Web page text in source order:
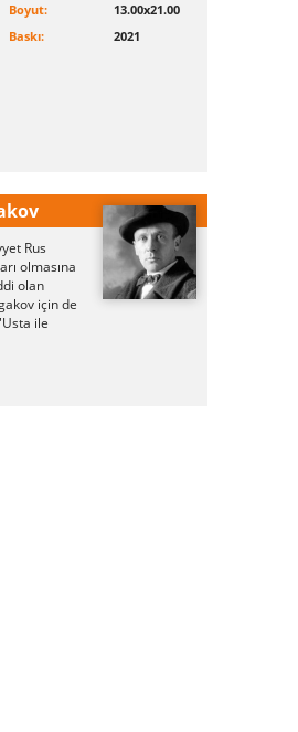
Boyut:
13.00x21.00
Baskı:
2021
Rus
olmasına
olan
için de
ile